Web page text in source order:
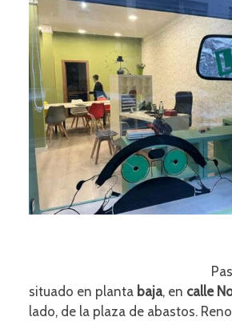
Pasamos a
situado en planta baja, en calle
lado, de la plaza de abastos.